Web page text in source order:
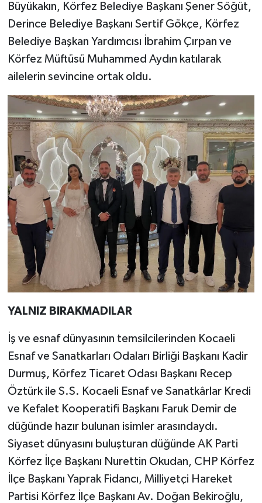
Büyükakın, Körfez Belediye Başkanı Şener Söğüt,
Derince Belediye Başkanı Sertif Gökçe, Körfez
Belediye Başkan Yardımcısı İbrahim Çırpan ve
Körfez Müftüsü Muhammed Aydın katılarak
ailelerin sevincine ortak oldu.
YALNIZ BIRAKMADILAR
İş ve esnaf dünyasının temsilcilerinden Kocaeli
Esnaf ve Sanatkarları Odaları Birliği Başkanı Kadir
Durmuş, Körfez Ticaret Odası Başkanı Recep
Öztürk ile S.S. Kocaeli Esnaf ve Sanatkârlar Kredi
ve Kefalet Kooperatifi Başkanı Faruk Demir de
düğünde hazır bulunan isimler arasındaydı.
Siyaset dünyasını buluşturan düğünde AK Parti
Körfez İlçe Başkanı Nurettin Okudan, CHP Körfez
İlçe Başkanı Yaprak Fidancı, Milliyetçi Hareket
Partisi Körfez İlçe Başkanı Av. Doğan Bekiroğlu,